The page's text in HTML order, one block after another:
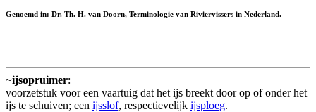
Genoemd in: Dr. Th. H. van Doorn, Terminologie van Riviervissers in Nederland.
~ijsopruimer:
voorzetstuk voor een vaartuig dat het ijs breekt door op of onder het
ijs te schuiven; een ijsslof, respectievelijk ijsploeg.